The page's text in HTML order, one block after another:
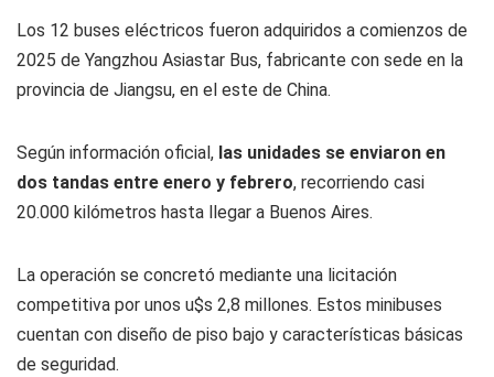
Los 12 buses eléctricos fueron adquiridos a comienzos de
2025 de Yangzhou Asiastar Bus, fabricante con sede en la
provincia de Jiangsu, en el este de China.
Según información oficial, las unidades se enviaron en
dos tandas entre enero y febrero, recorriendo casi
20.000 kilómetros hasta llegar a Buenos Aires.
La operación se concretó mediante una licitación
competitiva por unos u$s 2,8 millones. Estos minibuses
cuentan con diseño de piso bajo y características básicas
de seguridad.